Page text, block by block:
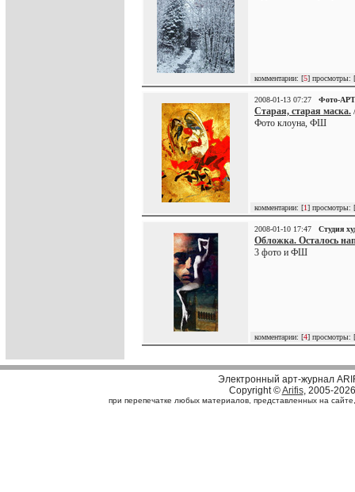
комментарии: [5] просмотры: [
2008-01-13 07:27 Фото-АРТ
Старая, старая маска.
Фото клоуна, ФШ
комментарии: [1] просмотры: [
2008-01-10 17:47 Студия
Обложка. Осталось
3 фото и ФШ
комментарии: [4] просмотры: [
Электронный арт-журнал
Copyright ©Arifis, 2005-2026
при перепечатке любых материалов, представленных на